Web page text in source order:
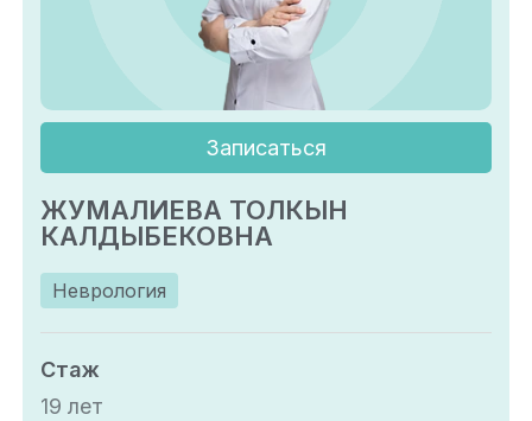
Записаться
ЖУМАЛИЕВА ТОЛКЫН
КАЛДЫБЕКОВНА
Неврология
Стаж
19 лет